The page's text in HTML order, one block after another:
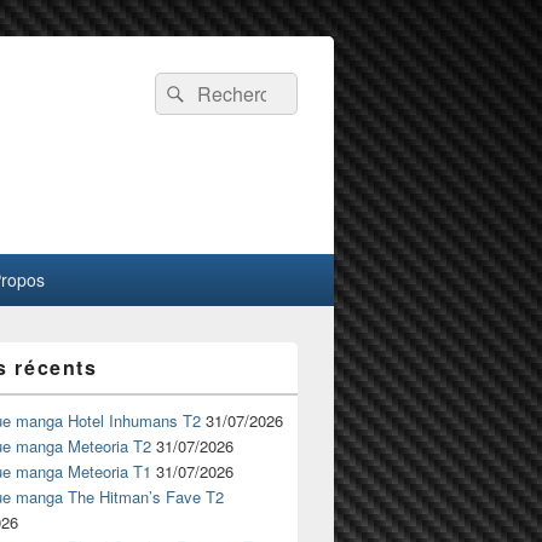
Recherche :
Rechercher
récents
manga Hotel Inhumans T2 31/07/2026
manga Meteoria T2 31/07/2026
manga Meteoria T1 31/07/2026
manga The Hitman’s Fave T2